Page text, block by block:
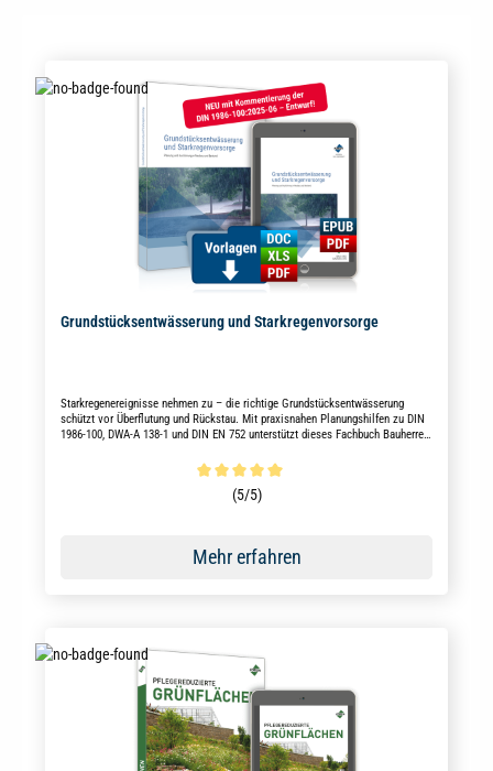
Grundstücksentwässerung und Starkregenvorsorge
Starkregenereignisse nehmen zu – die richtige Grundstücksentwässerung
schützt vor Überflutung und Rückstau. Mit praxisnahen Planungshilfen zu DIN
1986-100, DWA-A 138-1 und DIN EN 752 unterstützt dieses Fachbuch Bauherren,
Durchschnittliche Bewertung von 5 von 5 Sternen
(5/5)
Mehr erfahren